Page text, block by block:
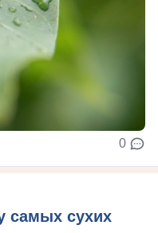
0
самых сухих